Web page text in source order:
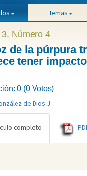
Temas
Número 4
de la púrpura
tener
0 (0 Votos)
de Dios J.
completo